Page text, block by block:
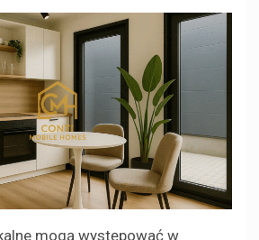
mogą występować w